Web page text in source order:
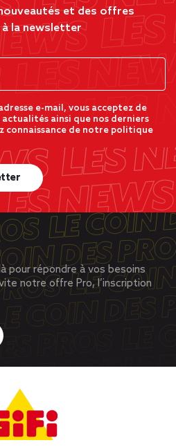
et des offres
la newsletter
e-mail, vous acceptez de
ainsi que nos derniers
connaissance de notre politique
pour répondre à vos besoins
notre offre Pro, l’inscription